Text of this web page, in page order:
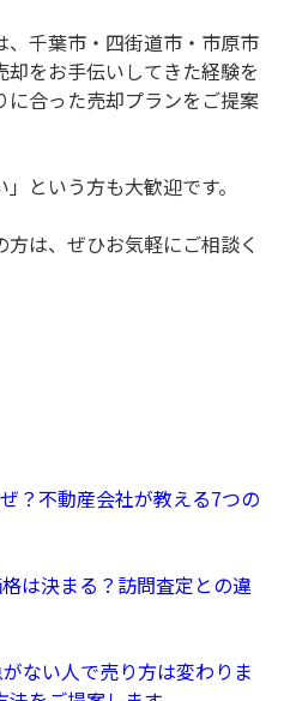
、千葉市・四街道市・市原市
をお手伝いしてきた経験を
合った売却プランをご提案
という方も大歓迎です。
は、ぜひお気軽にご相談く
？不動産会社が教える7つの
は決まる？訪問査定との違
ない人で売り方は変わりま